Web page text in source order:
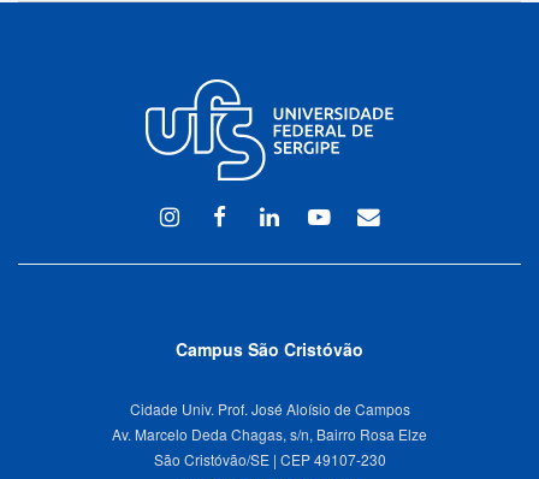
InstagramFacebook
LinkedinYoutubeWEBMAIL
Campus São Cristóvão
Cidade Univ. Prof. José Aloísio de Campos
Av. Marcelo Deda Chagas, s/n, Bairro Rosa Elze
São Cristóvão/SE | CEP 49107-230